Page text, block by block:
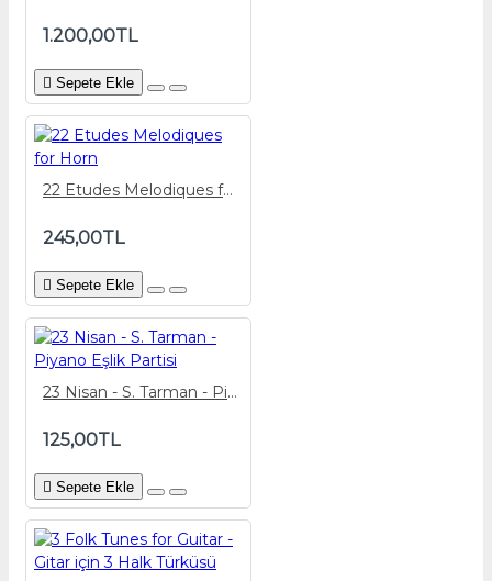
1.200,00TL
Sepete Ekle
22 Etudes Melodiques for Horn
245,00TL
Sepete Ekle
23 Nisan - S. Tarman - Piyano Eşlik Partisi
125,00TL
Sepete Ekle